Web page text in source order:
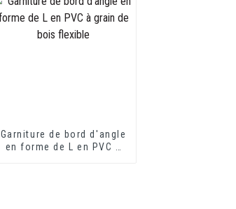
Garniture de bord d'angle
en forme de L en PVC à